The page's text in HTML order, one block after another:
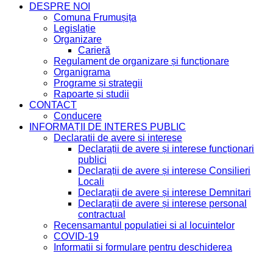
DESPRE NOI
Comuna Frumușița
Legislație
Organizare
Carieră
Regulament de organizare și funcționare
Organigrama
Programe și strategii
Rapoarte și studii
CONTACT
Conducere
INFORMAȚII DE INTERES PUBLIC
Declaratii de avere si interese
Declarații de avere și interese funcționari
publici
Declarații de avere și interese Consilieri
Locali
Declarații de avere și interese Demnitari
Declarații de avere și interese personal
contractual
Recensamantul populatiei si al locuintelor
COVID-19
Informatii si formulare pentru deschiderea